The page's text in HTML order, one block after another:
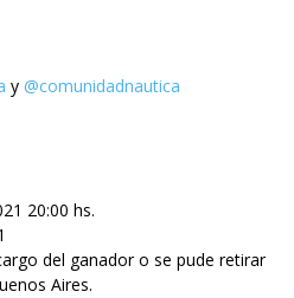
y @comunidadnautica
20:00 hs.
del ganador o se pude retirar
Aires.